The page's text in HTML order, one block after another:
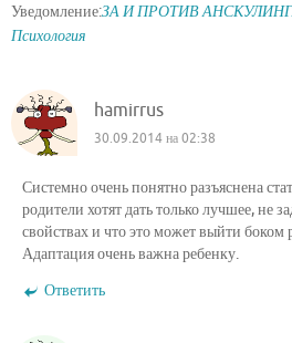
Уведомление:ЗА И ПРОТИВ
Психология
hamirrus
30.09.2014 на 02:38
Системно очень понятно разъяснена
родители хотят дать только лучшее, не
свойствах и что это может выйти боком
Адаптация очень важна ребенку.
Ответить